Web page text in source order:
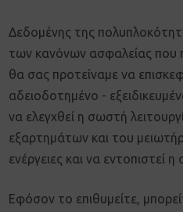
Δεδομένης της
των κανόνων ασφαλείας που
θα σας προτείναμε να
αδειοδοτημένο -
να ελεγχθεί η σωστή
εξαρτημάτων και του
ενέργειες και να εντοπιστεί
Εφόσον το επιθυμείτε,